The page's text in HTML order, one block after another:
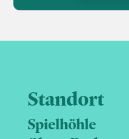
Standort
Spielhöhle